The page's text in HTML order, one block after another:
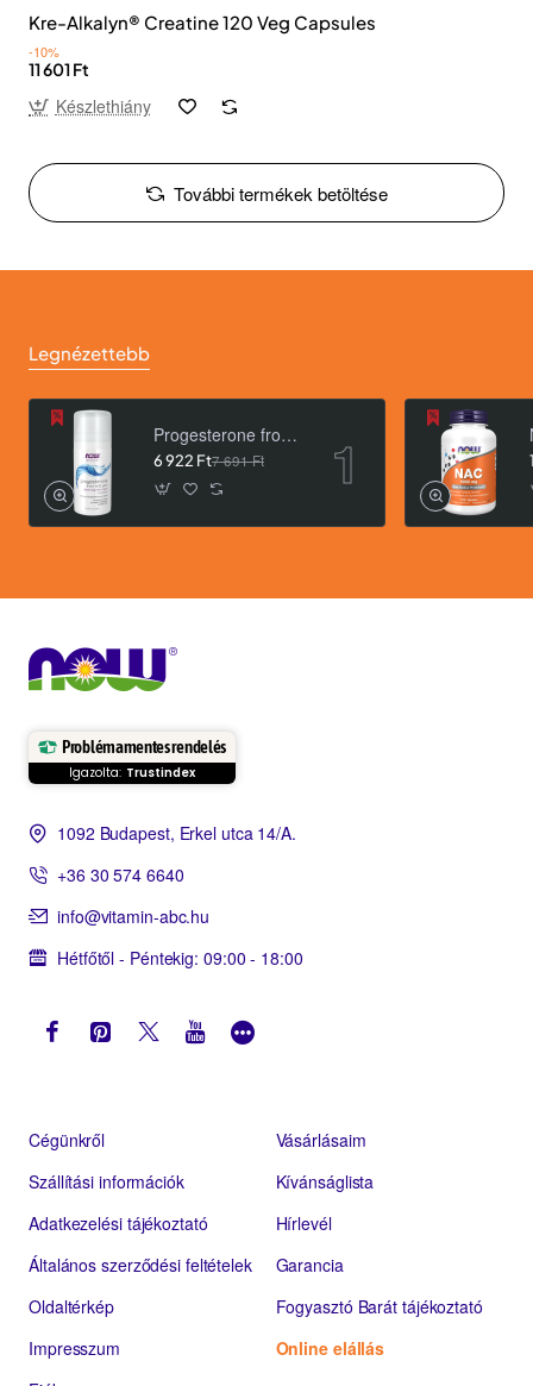
Kre-Alkalyn® Creatine 120 Veg Capsules
-10%
11 601 Ft
Készlethiány
További termékek betöltése
Legnézettebb
Progesterone from Wild Yam Balancing Skin Cream- 3 oz. /85 g/
6 922 Ft7 691 Ft
Problémamentes rendelés
Igazolta: Trustindex
1092 Budapest, Erkel utca 14/A.
+36 30 574 6640
info@vitamin-abc.hu
Hétfőtől - Péntekig: 09:00 - 18:00
Cégünkről
Szállítási információk
Adatkezelési tájékoztató
Általános szerződési feltételek
Oldaltérkép
Impresszum
Vásárlásaim
Kívánságlista
Hírlevél
Garancia
Fogyasztó Barát tájékoztató
Online elállás